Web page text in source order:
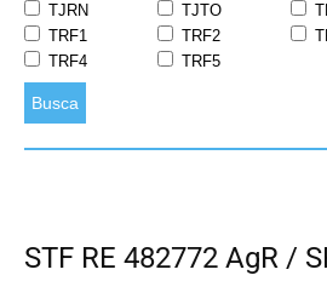
TJRN
TJTO
TRF1
TRF2
TRF4
TRF5
Busca
STF RE 482772 AgR /